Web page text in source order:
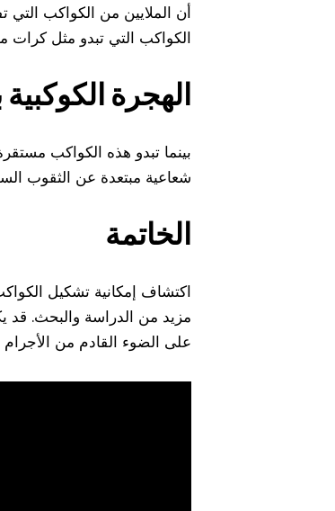
أن الملايين من الكواكب
الكواكب التي تبدو مثل كرات
الهجرة
بينما تبدو هذه الكواكب
شعاعية مبتعدة عن الثقوب
الخاتمة
اكتشاف إمكانية تشكيل
مزيد من الدراسة والبحث. قد
على الضوء القادم من الأجرام